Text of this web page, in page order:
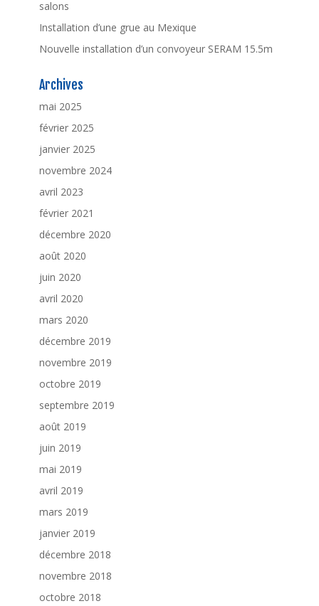
salons
Installation d’une grue au Mexique
Nouvelle installation d’un convoyeur SERAM 15.5m
Archives
mai 2025
février 2025
janvier 2025
novembre 2024
avril 2023
février 2021
décembre 2020
août 2020
juin 2020
avril 2020
mars 2020
décembre 2019
novembre 2019
octobre 2019
septembre 2019
août 2019
juin 2019
mai 2019
avril 2019
mars 2019
janvier 2019
décembre 2018
novembre 2018
octobre 2018